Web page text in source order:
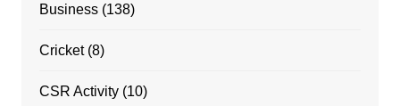
Business(138)
Cricket(8)
CSR Activity(10)